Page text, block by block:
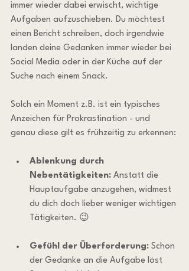
immer wieder dabei erwischt, wichtige
Aufgaben aufzuschieben. Du möchtest
einen Bericht schreiben, doch irgendwie
landen deine Gedanken immer wieder bei
Social Media oder in der Küche auf der
Suche nach einem Snack.
Solch ein Moment z.B. ist ein typisches
Anzeichen für Prokrastination - und
genau diese gilt es frühzeitig zu erkennen:
Ablenkung durch
Nebentätigkeiten: Anstatt die
Hauptaufgabe anzugehen, widmest
du dich doch lieber weniger wichtigen
Tätigkeiten. 😉
Gefühl der Überforderung: Schon
der Gedanke an die Aufgabe löst